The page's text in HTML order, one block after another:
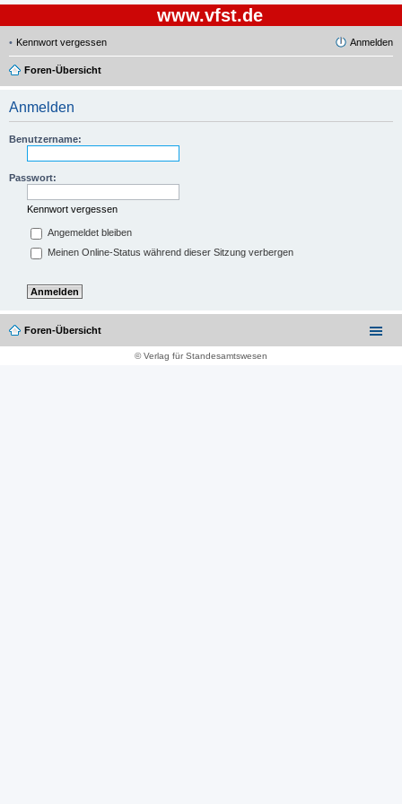
www.vfst.de
Kennwort vergessen Anmelden
Foren-Übersicht
Anmelden
Benutzername:
Passwort:
Kennwort vergessen
Angemeldet bleiben
Meinen Online-Status während dieser Sitzung verbergen
Foren-Übersicht
© Verlag für Standesamtswesen